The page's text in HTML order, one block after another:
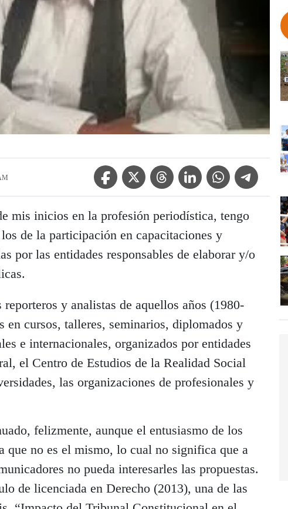
Facebook IconTwitter IconThreads IconLinkedin IconWhatsApp IconTelegram Icon
mis inicios en la profesión periodística, tengo
de la participación en capacitaciones y
por las entidades responsables de elaborar y/o
y analistas de aquellos años (1980-
en cursos, talleres, seminarios, diplomados y
e internacionales, organizados por entidades
el Centro de Estudios de la Realidad Social
las organizaciones de profesionales y
felizmente, aunque el entusiasmo de los
que no es el mismo, lo cual no significa que a
no pueda interesarles las propuestas.
de licenciada en Derecho (2013), una de las